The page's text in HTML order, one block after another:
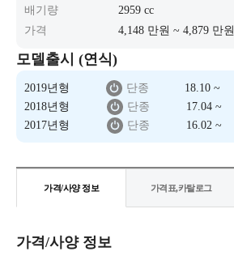
배기량
2959 cc
가격
4,148 만원 ~ 4,879 만원
모델출시 (연식)
2019년형 단종 18.10 ~
2018년형
단종 17.04 ~
2017년형
단종 16.02 ~
가격/사양 정보 가격표,카탈로그
가격/사양 정보